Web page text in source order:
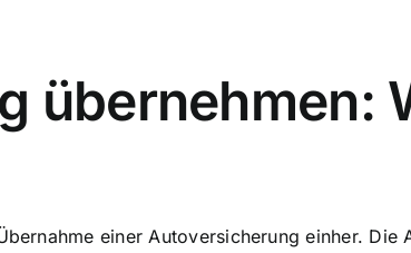
übernehmen:
einer Autoversicherung einher.